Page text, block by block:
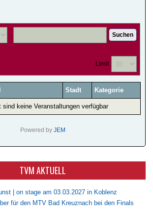
Suchen
Limit
Stadt Kategorie
sind keine Veranstaltungen verfügbar
Powered by JEM
TVM AKTUELL
| on stage am 03.03.2027 in Koblenz
für den MTV Bad Kreuznach bei den Finals